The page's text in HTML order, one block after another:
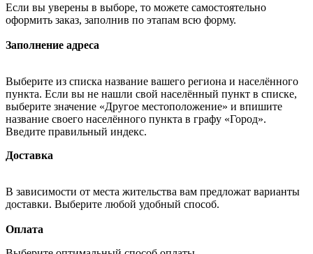
Если вы уверены в выборе, то можете самостоятельно
оформить заказ, заполнив по этапам всю форму.
Заполнение адреса
Выберите из списка название вашего региона и населённого
пункта. Если вы не нашли свой населённый пункт в списке,
выберите значение «Другое местоположение» и впишите
название своего населённого пункта в графу «Город».
Введите правильный индекс.
Доставка
В зависимости от места жительства вам предложат варианты
доставки. Выберите любой удобный способ.
Оплата